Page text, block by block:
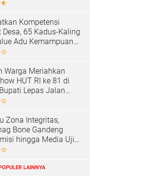
Kompetensi
Desa, 65 Kadus-Kaling
Adu Kemampuan
Warga Meriahkan
HUT RI ke 81 di
Lepas Jalan
Zona Integritas,
Bone Gandeng
hingga Media Uji
Pelayanan
LAINNYA